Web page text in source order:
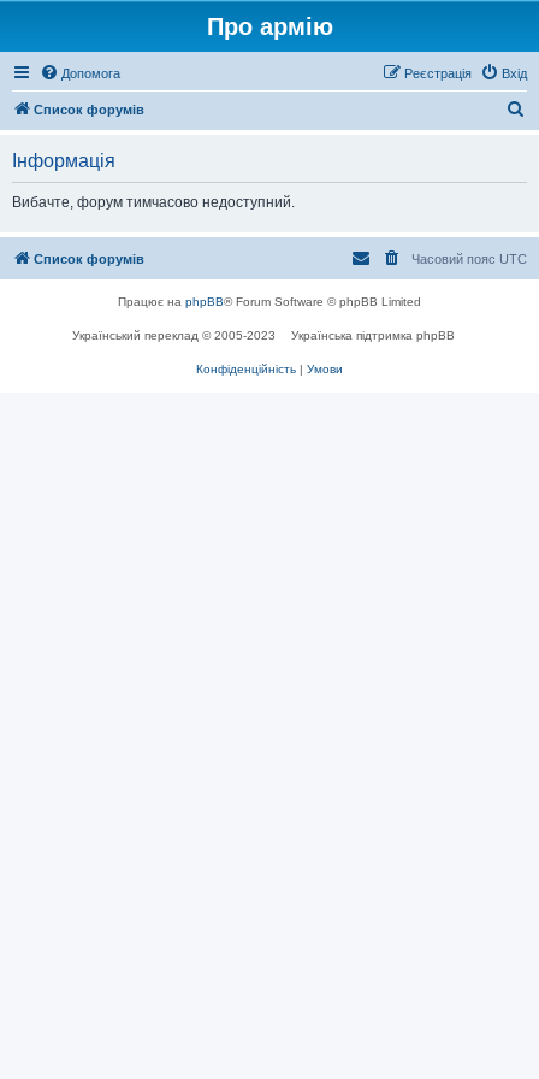
Про армію
Допомога Вхід
Реєстрація
Список форумів
Інформація
Вибачте, форум тимчасово недоступний.
Список форумів Часовий пояс UTC
Працює на phpBB® Forum Software © phpBB Limited
Український переклад © 2005-2023 Українська підтримка phpBB
Конфіденційність | Умови